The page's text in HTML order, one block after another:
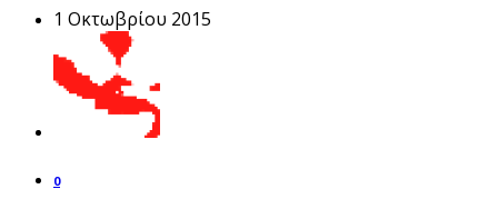
1 Οκτωβρίου 2015
0